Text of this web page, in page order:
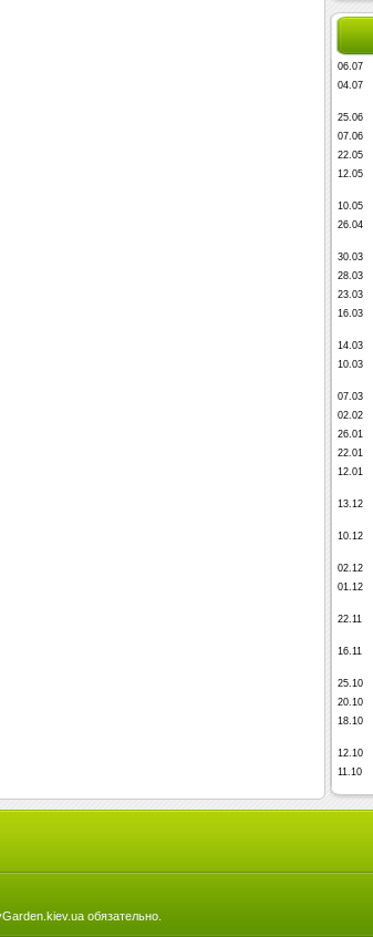
06.07
04.07
25.06
07.06
22.05
12.05
10.05
26.04
30.03
28.03
23.03
16.03
14.03
10.03
07.03
02.02
26.01
22.01
12.01
13.12
10.12
02.12
01.12
22.11
16.11
25.10
20.10
18.10
12.10
11.10
обязательно.